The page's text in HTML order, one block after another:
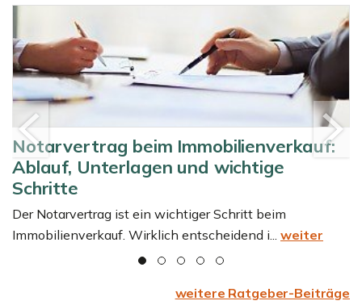
Notarvertrag beim Immobilienverkauf:
Ablauf, Unterlagen und wichtige
Schritte
Der Notarvertrag ist ein wichtiger Schritt beim
Immobilienverkauf. Wirklich entscheidend i... weiter
weitere Ratgeber-Beiträge